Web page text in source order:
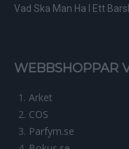
Vad Ska Man Ha I Ett
WEBBSHOPPAR
Arket
COS
Parfym.se